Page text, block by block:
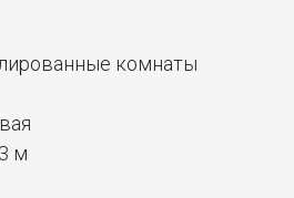
комнаты
м